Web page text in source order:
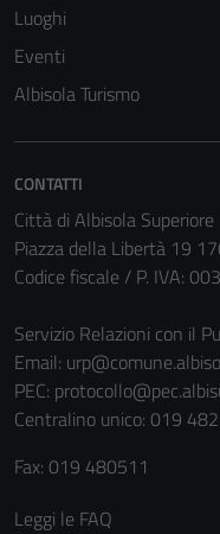
Luoghi
Eventi
Albisola Turismo
CONTATTI
Città di Albisola Superiore
Piazza della Libertà 19
Codice fiscale / P. IVA:
Servizio Relazioni con il
Email:
PEC:
Centralino unico: 019
Fax: 019 480511
Leggi le FAQ